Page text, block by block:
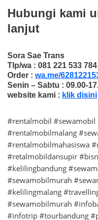
Hubungi kami
lanjut
Sora Sae Trans
Tlp/wa : 081 221 533 784
Order : wa.me/
Senin – Sabtu : 09.00-
website kami : klik disini
#rentalmobil
#rentalmobilmalang
#rentalmobilmahasiswa
#retalmobildansupir
#kelilingbandung
#sewamobilmurah
#kelilingmalang
#sewamobilmurah
#infotrip #tourbandung